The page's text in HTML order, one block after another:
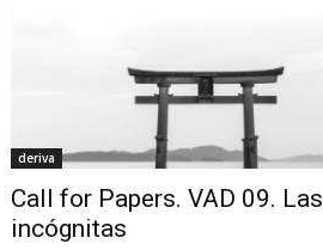
deriva
Call for Papers. VAD 09. Las
incógnitas